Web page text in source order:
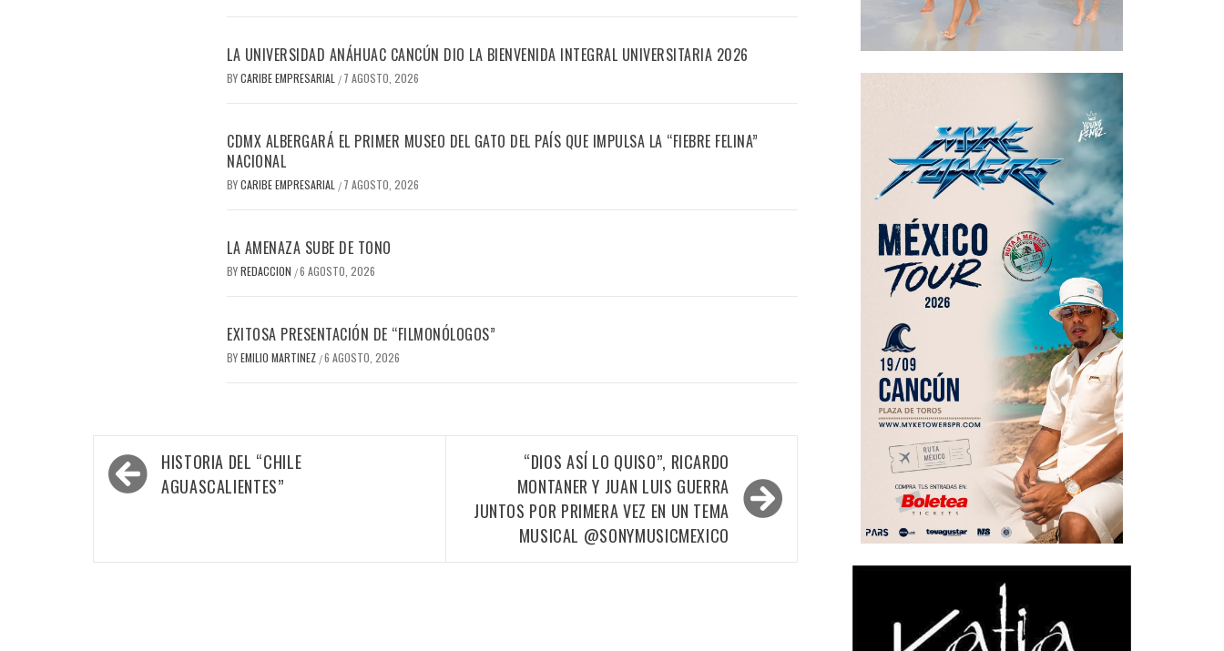
LA UNIVERSIDAD ANÁHUAC CANCÚN DIO LA BIENVENIDA INTEGRAL UNIVERSITARIA 2026
BYCARIBE EMPRESARIAL / 7 AGOSTO, 2026
CDMX ALBERGARÁ EL PRIMER MUSEO DEL GATO DEL PAÍS QUE IMPULSA LA “FIEBRE FELINA”
NACIONAL
BYCARIBE EMPRESARIAL / 7 AGOSTO, 2026
LA AMENAZA SUBE DE TONO
BYREDACCION /6 AGOSTO, 2026
EXITOSA PRESENTACIÓN DE “FILMONÓLOGOS”
BYEMILIO MARTINEZ /6 AGOSTO, 2026
Navegación
de
HISTORIA DEL “CHILE
AGUASCALIENTES”
“DIOS ASÍ LO QUISO”, RICARDO
MONTANER Y JUAN LUIS GUERRA
JUNTOS POR PRIMERA VEZ EN UN TEMA
MUSICAL @SONYMUSICMEXICO